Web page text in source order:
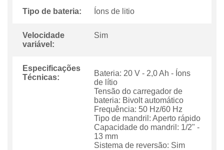
Tipo de bateria: Íons de litio
Velocidade
variável:
Sim
Especificações
Técnicas:
Bateria: 20 V - 2,0 Ah - Íons
de lítio
Tensão do carregador de
bateria: Bivolt automático
Frequência: 50 Hz/60 Hz
Tipo de mandril: Aperto rápido
Capacidade do mandril: 1/2" -
13 mm
Sistema de reversão: Sim